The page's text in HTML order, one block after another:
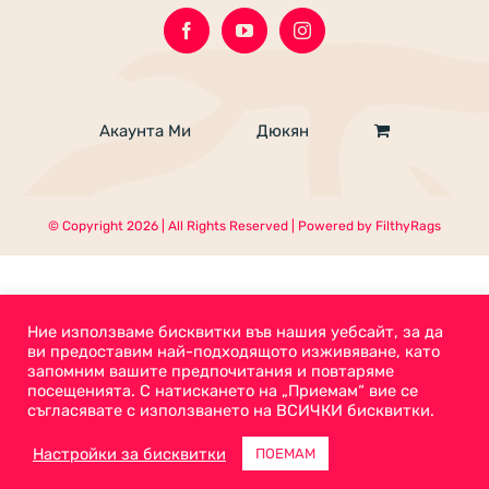
Акаунта Ми Дюкян
© Copyright 2026 | All Rights Reserved | Powered by FilthyRags
Ние използваме бисквитки във нашия уебсайт, за да
ви предоставим най-подходящото изживяване, като
запомним вашите предпочитания и повтаряме
посещенията. С натискането на „Приемам“ вие се
съгласявате с използването на ВСИЧКИ бисквитки.
Настройки за бисквитки ПОЕМАМ